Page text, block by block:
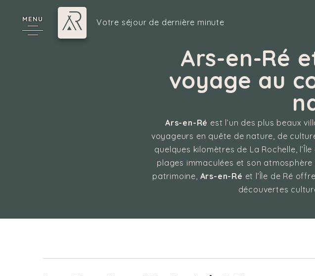
MENU Votre séjour de dernière minute
Ars-en-Ré
voyage au
Ars-en-Ré est l’un des plus beaux
voyageurs en quête de nature, de
quelques kilomètres de La Rochelle,
plages immaculées et son
patrimoine, Ars-en-Ré et l’Île de Ré
découvertes